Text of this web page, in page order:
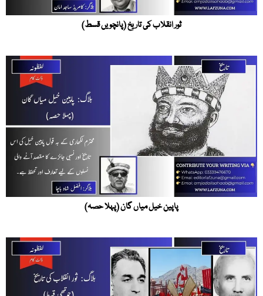
ثور انقلاب کی تاریخ (پانچویں قسط)
پاپین خیل میاں گان (پہلا حصہ)